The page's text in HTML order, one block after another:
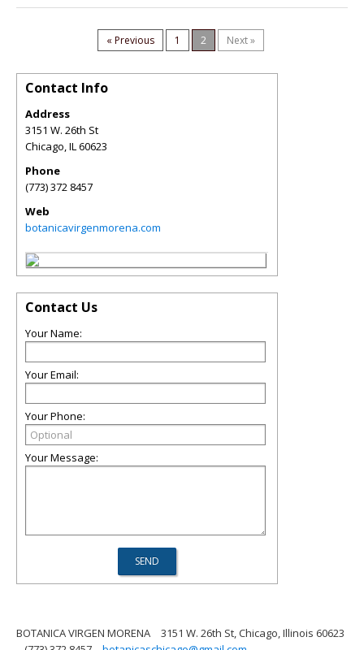
« Previous 1 2 Next »
Contact Info
Address
3151 W. 26th St
Chicago,IL60623
Phone
(773) 372 8457
Web
botanicavirgenmorena.com
Contact Us
Your Name:
Your Email:
Your Phone:
Your Message:
BOTANICA VIRGEN MORENA
3151 W. 26th St, Chicago, Illinois 60623